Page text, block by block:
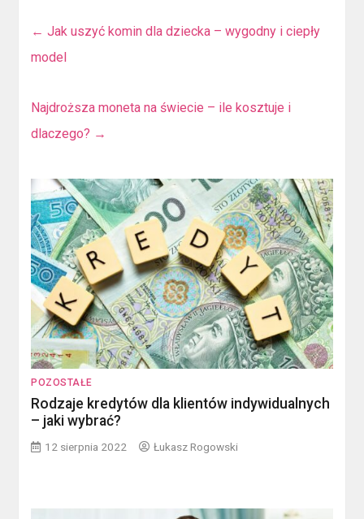
← Jak uszyć komin dla dziecka – wygodny i ciepły
model
Najdroższa moneta na świecie – ile kosztuje i
dlaczego? →
POZOSTAŁE
Rodzaje kredytów dla klientów indywidualnych
– jaki wybrać?
12 sierpnia 2022 Łukasz Rogowski